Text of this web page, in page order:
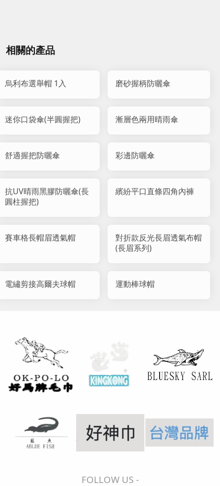
相關的產品
烏利布選舉帽 1入 磨砂握柄防曬傘
迷你口袋傘(半圓握把) 漸層色兩用晴雨傘
舒適握把防曬傘 彩邊防曬傘
抗UV晴雨黑膠防曬傘(長
圓柱握把)
繽紛平口直條四角內褲
賽車格長帽眉透氣帽
對折款反光長眉透氣布帽
(長眉系列)
電繡剪接高爾夫球帽 運動棒球帽
FOLLOW US -